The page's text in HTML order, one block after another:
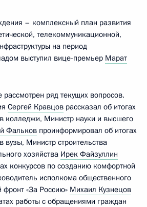
– комплексный план развития
телекоммуникационной,
на период
выступил вице-премьер Марат
рассмотрен ряд текущих вопросов.
Сергей Кравцов рассказал об итогах
колледжи, Министр науки и высшего
Фальков проинформировал об итогах
вузы, Министр строительства
хозяйства Ирек Файзуллин
конкурсов по созданию комфортной
исполкома общественного
«За Россию» Михаил Кузнецов
работы с обращениями граждан